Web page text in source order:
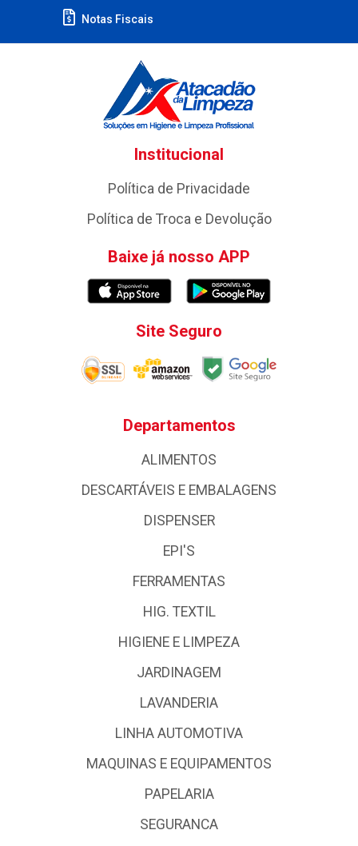
Notas Fiscais
Institucional
Política de Privacidade
Política de Troca e Devolução
Baixe já nosso APP
Site Seguro
Departamentos
ALIMENTOS
DESCARTÁVEIS E EMBALAGENS
DISPENSER
EPI'S
FERRAMENTAS
HIG. TEXTIL
HIGIENE E LIMPEZA
JARDINAGEM
LAVANDERIA
LINHA AUTOMOTIVA
MAQUINAS E EQUIPAMENTOS
PAPELARIA
SEGURANCA